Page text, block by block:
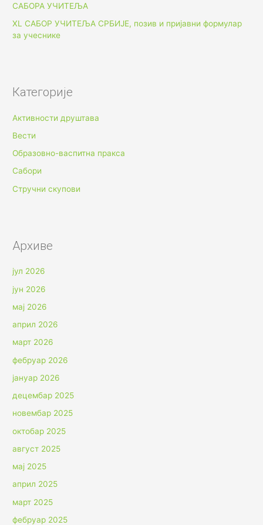
САБОРА УЧИТЕЉА
XL САБОР УЧИТЕЉА СРБИЈЕ, позив и пријавни формулар
за учеснике
Категорије
Активности друштава
Вести
Образовно-васпитна пракса
Сабори
Стручни скупови
Архиве
јул 2026
јун 2026
мај 2026
април 2026
март 2026
фебруар 2026
јануар 2026
децембар 2025
новембар 2025
октобар 2025
август 2025
мај 2025
април 2025
март 2025
фебруар 2025